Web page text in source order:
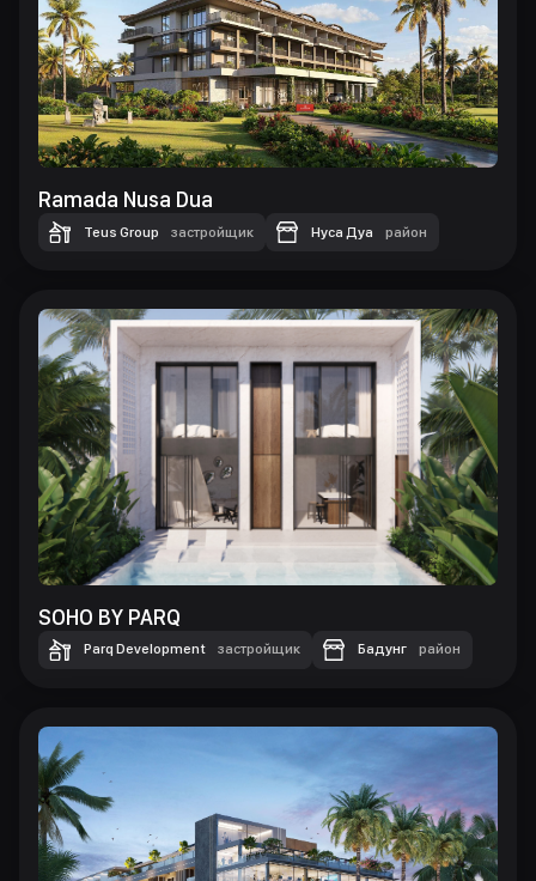
Ramada Nusa Dua
Teus Group застройщик Нуса Дуа район
SOHO BY PARQ
Parq Development застройщик Бадунг район